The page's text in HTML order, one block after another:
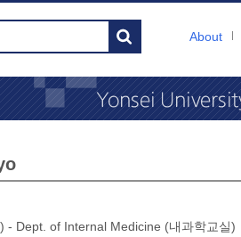
About
- Dept. of Internal Medicine (내과학교실)